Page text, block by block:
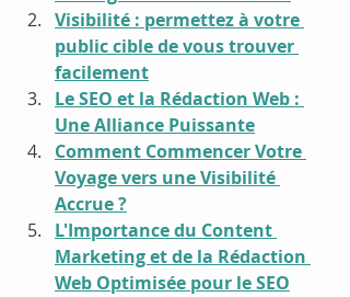
Visibilité : permettez à votre
public cible de vous trouver
facilement
Le SEO et la Rédaction Web :
Une Alliance Puissante
Comment Commencer Votre
Voyage vers une Visibilité
Accrue ?
L'Importance du Content
Marketing et de la Rédaction
Web Optimisée pour le SEO